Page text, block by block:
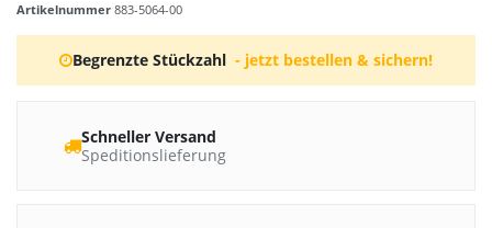
Artikelnummer 883-5064-00
Begrenzte Stückzahl - jetzt bestellen & sichern!
Schneller Versand
Speditionslieferung